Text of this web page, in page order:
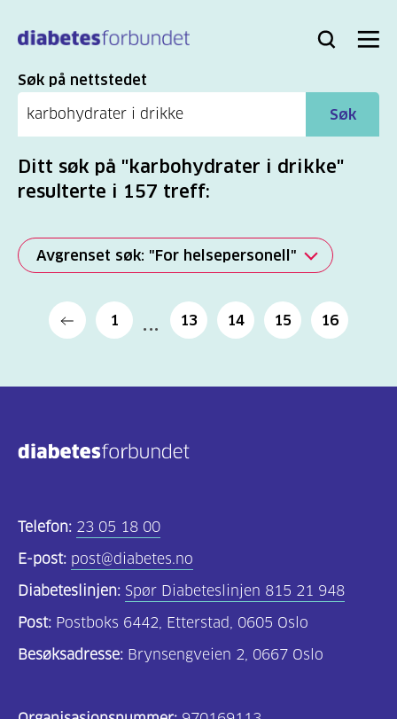
hovedinnhold
Bli
Logg
Søk Meny
Søk
Søk på nettstedet
Søk
Ditt søk på "karbohydrater i drikke"
resulterte i 157 treff:
Avgrenset søk: "For helsepersonell"
Alle
(2277)
(806)
og
Om
1 13 14 15 16
Telefon: 23 05 18 00
E-post: post@diabetes.no
Diabeteslinjen: Spør Diabeteslinjen 815 21 948
Post: Postboks 6442, Etterstad, 0605 Oslo
Besøksadresse: Brynsengveien 2, 0667 Oslo